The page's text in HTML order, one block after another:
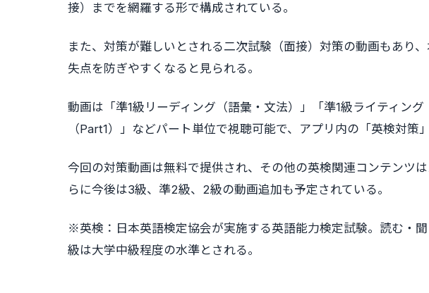
接）までを網羅する形で構成されている。
また、対策が難しいとされる二次試験（面接）対策の動画もあり
失点を防ぎやすくなると見られる。
動画は「準1級リーディング（語彙・文法）」「準1級ライティン
（Part1）」などパート単位で視聴可能で、アプリ内の「英検対策
今回の対策動画は無料で提供され、その他の英検関連コンテンツ
らに今後は3級、準2級、2級の動画追加も予定されている。
※英検：日本英語検定協会が実施する英語能力検定試験。読む・
級は大学中級程度の水準とされる。